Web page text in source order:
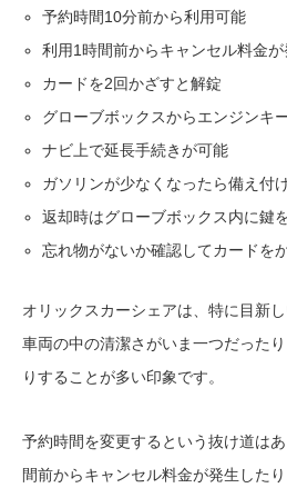
予約時間10分前から利用可能
利用1時間前からキャンセル料金が
カードを2回かざすと解錠
グローブボックスからエンジンキ
ナビ上で延長手続きが可能
ガソリンが少なくなったら備え付
返却時はグローブボックス内に鍵
忘れ物がないか確認してカードを
オリックスカーシェアは、特に目新
車両の中の清潔さがいま一つだった
りすることが多い印象です。
予約時間を変更するという抜け道は
間前からキャンセル料金が発生した